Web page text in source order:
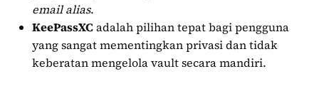
email alias.
KeePassXC adalah pilihan tepat bagi pengguna
yang sangat mementingkan privasi dan tidak
keberatan mengelola vault secara mandiri.